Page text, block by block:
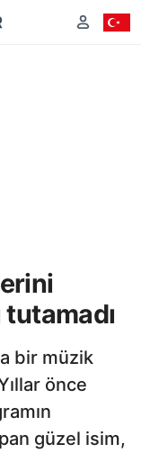
bir müzik
önce
güzel isim,